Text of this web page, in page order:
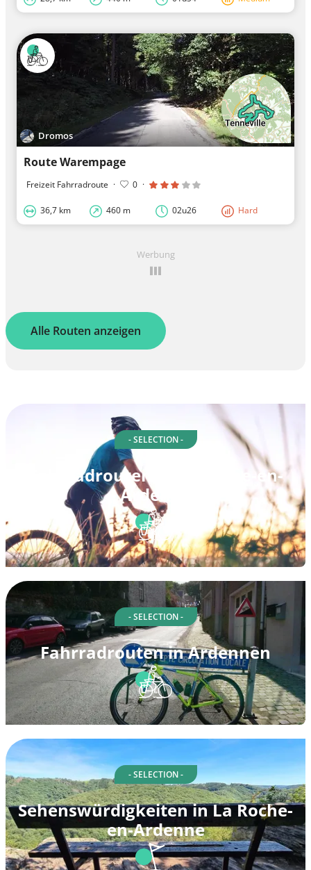
Dromos
Route Warempage
Freizeit Fahrradroute · 0 ·
36,7 km 460 m 02u26 Hard
Werbung
Alle Routen anzeigen
- SELECTION -
Fahrradrouten in La Roche-en-
Ardenne
- SELECTION -
Fahrradrouten in Ardennen
- SELECTION -
Sehenswürdigkeiten in La Roche-
en-Ardenne